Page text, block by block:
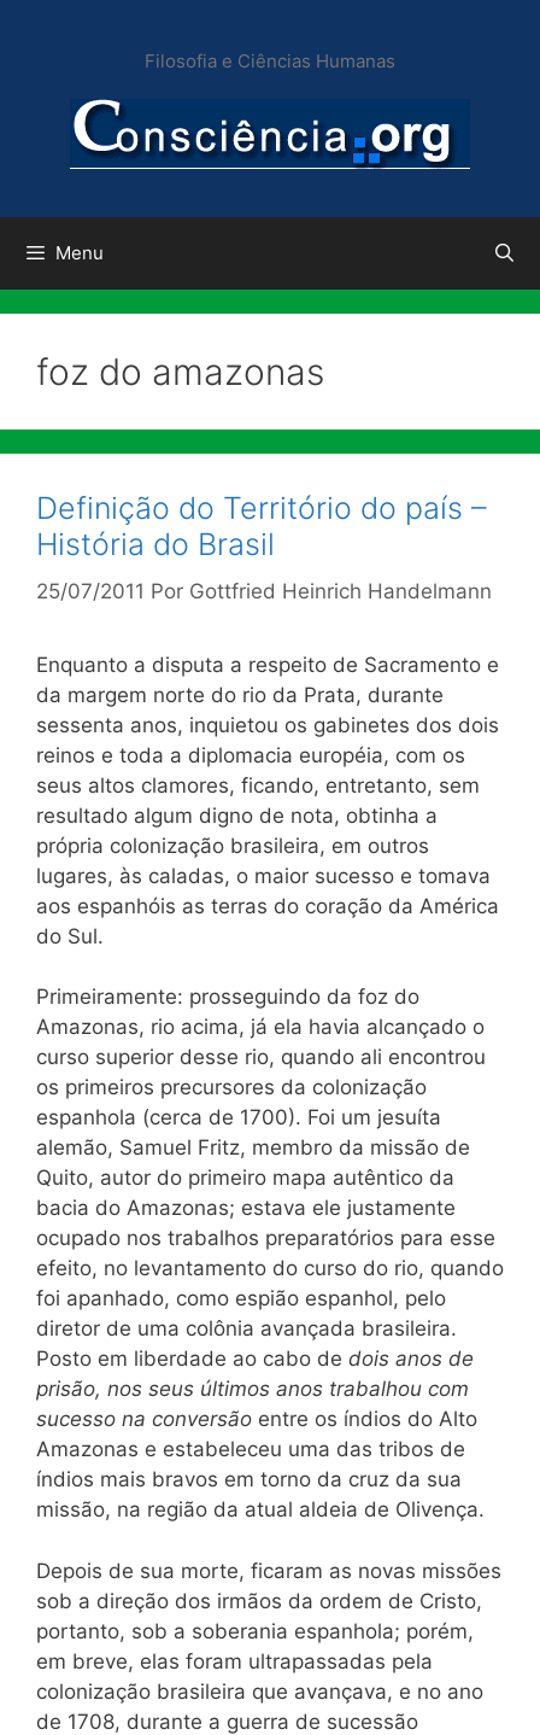
conteúdo
Filosofia e Ciências Humanas
Menu
foz do amazonas
Definição do Território do país –
História do Brasil
25/07/2011 Por Gottfried Heinrich Handelmann
Enquanto a disputa a respeito de Sacramento e
da margem norte do rio da Prata, durante
sessenta anos, inquietou os gabinetes dos dois
reinos e toda a diplomacia européia, com os
seus altos clamores, ficando, entretanto, sem
resultado algum digno de nota, obtinha a
própria colonização brasileira, em outros
lugares, às caladas, o maior sucesso e tomava
aos espanhóis as terras do coração da América
do Sul.
Primeiramente: prosseguindo da foz do
Amazonas, rio acima, já ela havia alcançado o
curso superior desse rio, quando ali encontrou
os primeiros precursores da colonização
espanhola (cerca de 1700). Foi um jesuíta
alemão, Samuel Fritz, membro da missão de
Quito, autor do primeiro mapa autêntico da
bacia do Amazonas; estava ele justamente
ocupado nos trabalhos preparatórios para esse
efeito, no levantamento do curso do rio, quando
foi apanhado, como espião espanhol, pelo
diretor de uma colônia avançada brasileira.
Posto em liberdade ao cabo de dois anos de
prisão, nos seus últimos anos trabalhou com
sucesso na conversão entre os índios do Alto
Amazonas e estabeleceu uma das tribos de
índios mais bravos em torno da cruz da sua
missão, na região da atual aldeia de Olivença.
Depois de sua morte, ficaram as novas missões
sob a direção dos irmãos da ordem de Cristo,
portanto, sob a soberania espanhola; porém,
em breve, elas foram ultrapassadas pela
colonização brasileira que avançava, e no ano
de 1708, durante a guerra de sucessão